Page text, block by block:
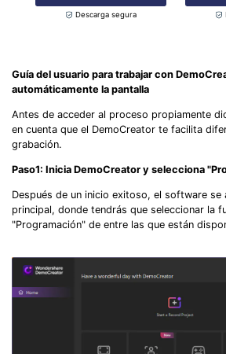
Descarga segura
Guía del usuario para trabajar con
automáticamente la pantalla
Antes de acceder al proceso propiamente
en cuenta que el DemoCreator te facilita
grabación.
Paso1: Inicia DemoCreator y selecciona "
Después de un inicio exitoso, el software se
principal, donde tendrás que seleccionar la
"Programación" de entre las que están